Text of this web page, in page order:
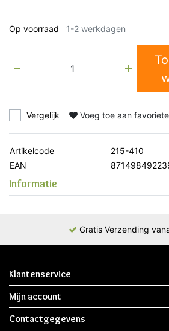
Op voorraad 1-2 werkdagen
Vergelijk Voeg toe aan
Artikelcode
215-410
EAN
Informatie
Gratis Verzending
Klantenservice
Mijn account
Contactgegevens